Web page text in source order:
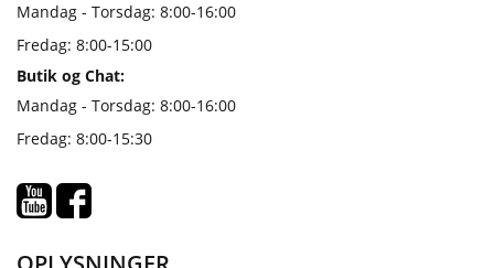
Mandag - Torsdag: 8:00-16:00
Fredag: 8:00-15:00
Butik og Chat:
Mandag - Torsdag: 8:00-16:00
Fredag: 8:00-15:30